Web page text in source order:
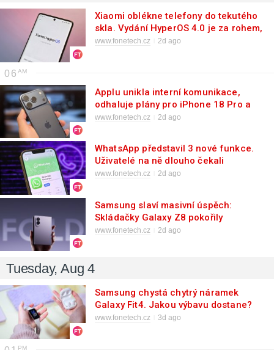
Xiaomi oblékne telefony do tekutého
skla. Vydání HyperOS 4.0 je za rohem,
tvrdí únik
www.fonetech.cz 2d ago
06
Applu unikla interní komunikace,
odhaluje plány pro iPhone 18 Pro a
iPhone Ultra
www.fonetech.cz 2d ago
WhatsApp představil 3 nové funkce.
Uživatelé na ně dlouho čekali
www.fonetech.cz 2d ago
Samsung slaví masivní úspěch:
Skládačky Galaxy Z8 pokořily
dlouholetého krále předobjednávek
www.fonetech.cz 2d ago
Tuesday, Aug 4
Samsung chystá chytrý náramek
Galaxy Fit4. Jakou výbavu dostane?
www.fonetech.cz 3d ago